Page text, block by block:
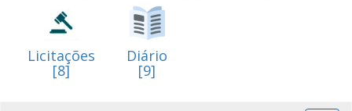
Licitações
[8]
Diário
[9]